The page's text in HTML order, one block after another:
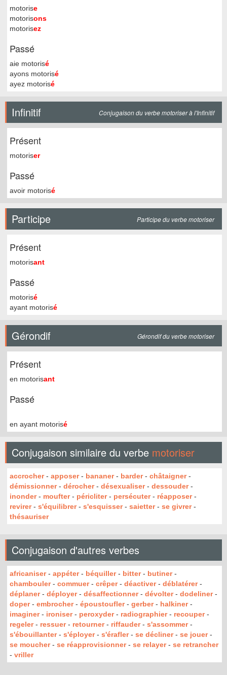
motorise
motorisons
motorisez
Passé
aie motorisé
ayons motorisé
ayez motorisé
Infinitif Conjugaison du verbe motoriser à l'Infinitif
Présent
motoriser
Passé
avoir motorisé
Participe Participe du verbe motoriser
Présent
motorisant
Passé
motorisé
ayant motorisé
Gérondif Gérondif du verbe motoriser
Présent
en motorisant
Passé
en ayant motorisé
Conjugaison similaire du verbe motoriser
accrocher- apposer- bananer- barder- châtaigner-
démissionner- dérocher- désexualiser- dessouder-
inonder- moufter- péricliter- persécuter- réapposer-
revirer- s'équilibrer- s'esquisser- saietter- se givrer-
thésauriser
Conjugaison d'autres verbes
africaniser- appéter- béquiller- bitter- butiner-
chambouler- commuer- crêper- déactiver- déblatérer-
déplaner- déployer- désaffectionner- dévolter- dodeliner-
doper- embrocher- époustoufler- gerber- halkiner-
imaginer- ironiser- peroxyder- radiographier- recouper-
regeler- ressuer- retourner- riffauder- s'assommer-
s'ébouillanter- s'éployer- s'érafler- se décliner- se jouer-
se moucher- se réapprovisionner- se relayer- se retrancher
- vriller